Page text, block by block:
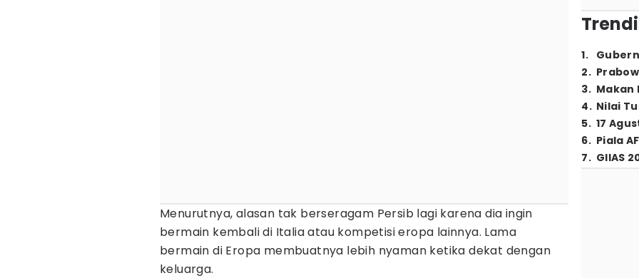
Menurutnya, alasan tak berseragam Persib lagi karena dia ingin
bermain kembali di Italia atau kompetisi eropa lainnya. Lama
bermain di Eropa membuatnya lebih nyaman ketika dekat dengan
keluarga.
1.
2.
3. Makan
4. Nilai
5. 17
6. Piala
7. GIIAS